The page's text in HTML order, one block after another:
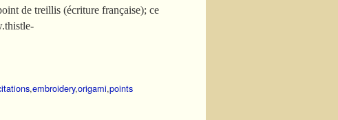
de treillis (écriture française); ce
,embroidery,origami,points